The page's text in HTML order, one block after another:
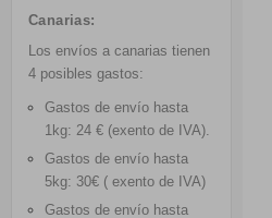
Canarias:
Los envíos a canarias tienen
4 posibles gastos:
Gastos de envío hasta
1kg: 24 € (exento de IVA).
Gastos de envío hasta
5kg: 30€ ( exento de IVA)
Gastos de envío hasta